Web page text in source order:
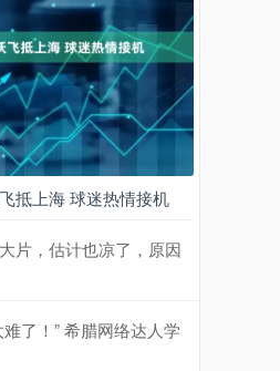
抵上海 球迷热情接机
片，估计也凉了，原因
了！” 希腊网络达人学